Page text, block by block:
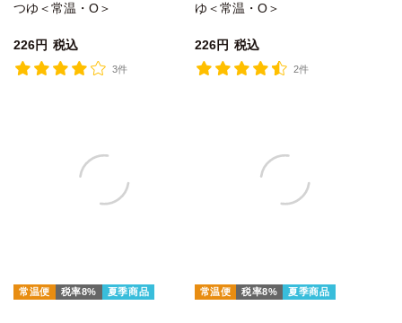
つゆ＜常温・O＞
226 税込
3件
ゆ＜常温・O＞
226 税込
2件
常温便 税率8% 夏季商品 常温便 税率8% 夏季商品